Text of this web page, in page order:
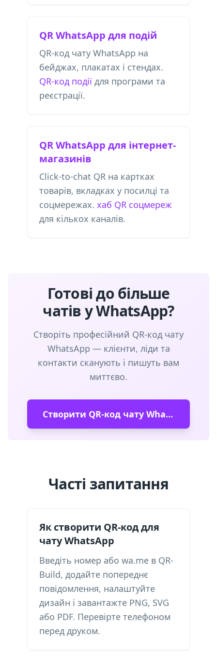
QR WhatsApp для подій
QR-код чату WhatsApp на
бейджах, плакатах і стендах.
QR-код події для програми та
реєстрації.
QR WhatsApp для інтернет-
магазинів
Click-to-chat QR на картках
товарів, вкладках у посилці та
соцмережах. хаб QR соцмереж
для кількох каналів.
Готові до більше
чатів у WhatsApp?
Створіть професійний QR-код чату
WhatsApp — клієнти, ліди та
контакти сканують і пишуть вам
миттєво.
Створити QR-код чату WhatsApp
Часті запитання
Як створити QR-код для
чату WhatsApp
Введіть номер або wa.me в QR-
Build, додайте попереднє
повідомлення, налаштуйте
дизайн і завантажте PNG, SVG
або PDF. Перевірте телефоном
перед друком.